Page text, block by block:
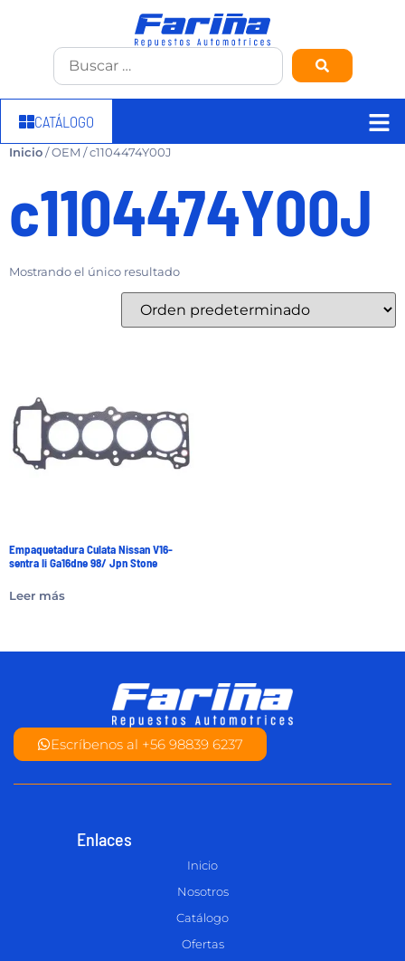
CATÁLOGO
Inicio/ OEM / c1104474Y00J
c1104474Y00J
Mostrando el único resultado
Empaquetadura Culata Nissan V16-
sentra Ii Ga16dne 98/ Jpn Stone
Leer más
Escríbenos al +56 98839 6237
Enlaces
Inicio
Nosotros
Catálogo
Ofertas